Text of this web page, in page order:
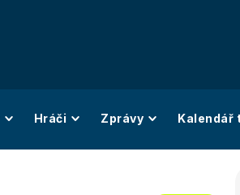
Hráči Zprávy Kalendář